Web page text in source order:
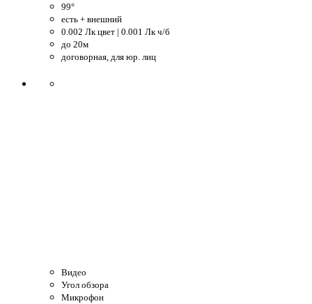
99°
есть + внешний
0.002 Лк цвет | 0.001 Лк ч/б
до 20м
договорная, для юр. лиц
Видео
Угол обзора
Микрофон